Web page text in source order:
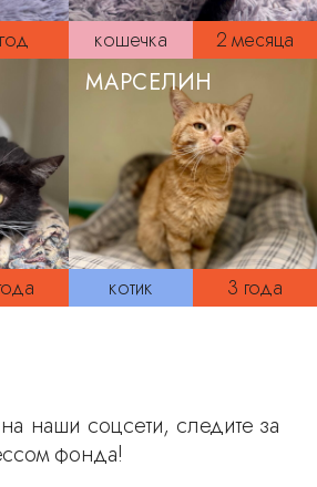
кошечка 2 месяца
котик 3 года
МАРСЕЛИН
наши соцсети, следите за
фонда!